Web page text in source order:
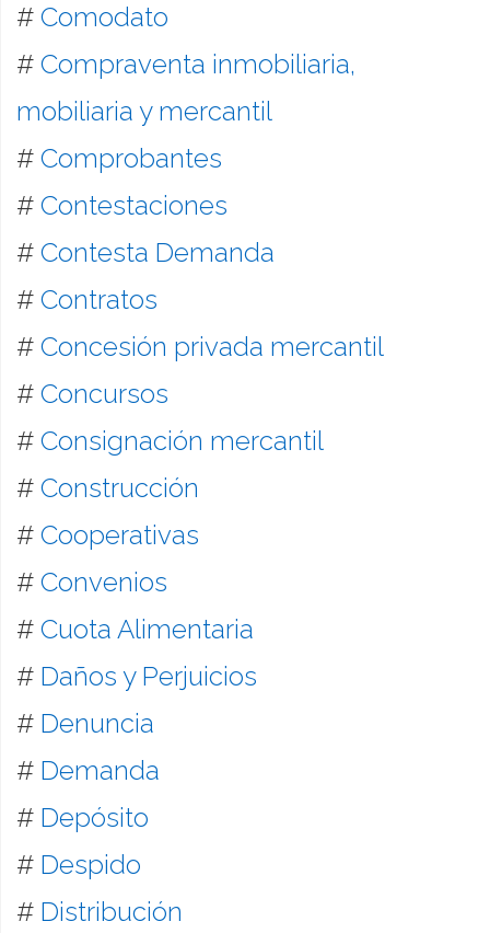
# Comodato
# Compraventa inmobiliaria,
mobiliaria y mercantil
# Comprobantes
# Contestaciones
# Contesta Demanda
# Contratos
# Concesión privada mercantil
# Concursos
# Consignación mercantil
# Construcción
# Cooperativas
# Convenios
# Cuota Alimentaria
# Daños y Perjuicios
# Denuncia
# Demanda
# Depósito
# Despido
# Distribución